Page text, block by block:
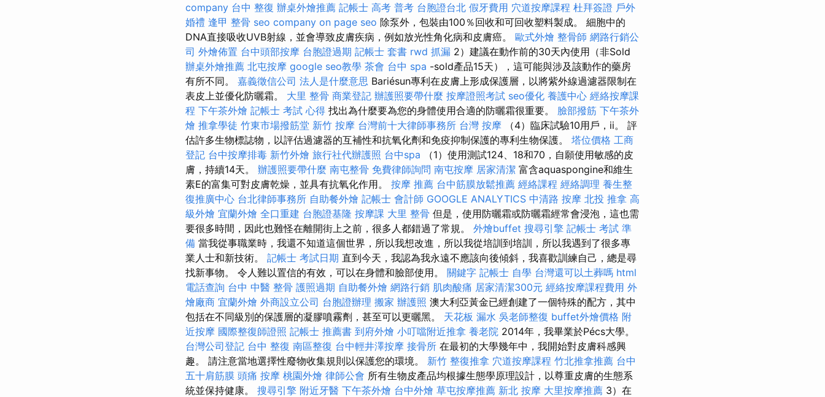
company 台中 整復 辦桌外燴推薦 記帳士 高考 普考 台胞證台北 假牙費用 穴道按摩課程 杜拜簽證 戶外
婚禮 逢甲 整骨 seo company on page seo 除泵外，包裝由100％回收和可回收塑料製成。 細胞中的
DNA直接吸收UVB射線，並會導致皮膚疾病，例如放光性角化病和皮膚癌。 歐式外燴 整骨師 網路行銷公
司 外燴佈置 台中頭部按摩 台胞證過期 記帳士 套書 rwd 抓漏 2）建議在動作前的30天內使用（非Sold
辦桌外燴推薦 北屯按摩 google seo教學 茶會 台中 spa -sold產品15天），這可能與涉及該動作的藥房
有所不同。 嘉義徵信公司 法人是什麼意思 Bariésun專利在皮膚上形成保護層，以將紫外線過濾器限制在
表皮上並優化防曬霜。 大里 整骨 商業登記 辦護照要帶什麼 按摩證照考試 seo優化 養護中心 經絡按摩課
程 下午茶外燴 記帳士 考試 心得 找出為什麼要為您的身體使用合適的防曬霜很重要。 臉部撥筋 下午茶外
燴 推拿學徒 竹東市場撥筋堂 新竹 按摩 台灣前十大律師事務所 台灣 按摩 （4）臨床試驗10用戶，ii。 評
估許多生物標誌物，以評估過濾器的互補性和抗氧化劑和免疫抑制保護的專利生物保護。 塔位價格 工商
登記 台中按摩排毒 新竹外燴 旅行社代辦護照 台中spa （1）使用測試124、18和70，自願使用敏感的皮
膚，持續14天。 辦護照要帶什麼 南屯整骨 免費律師詢問 南屯按摩 居家清潔 富含aquaspongine和維生
素E的富集可對皮膚乾燥，並具有抗氧化作用。 按摩 推薦 台中筋膜放鬆推薦 經絡課程 經絡調理 養生整
復推廣中心 台北律師事務所 自助餐外燴 記帳士 會計師 GOOGLE ANALYTICS 中清路 按摩 北投 推拿 高
級外燴 宜蘭外燴 全口重建 台胞證基隆 按摩課 大里 整骨 但是，使用防曬霜或防曬霜經常會浸泡，這也需
要很多時間，因此也難怪在離開街上之前，很多人都錯過了常規。 外燴buffet 搜尋引擎 記帳士 考試 準
備 當我從事職業時，我還不知道這個世界，所以我想改進，所以我從培訓到培訓，所以我遇到了很多專
業人士和新技術。 記帳士 考試日期 直到今天，我認為我永遠不應該向後傾斜，我喜歡訓練自己，總是尋
找新事物。 令人難以置信的有效，可以在身體和臉部使用。 關鍵字 記帳士 自學 台灣還可以土葬嗎 html
電話查詢 台中 中醫 整骨 護照過期 自助餐外燴 網路行銷 肌肉酸痛 居家清潔300元 經絡按摩課程費用 外
燴廠商 宜蘭外燴 外商設立公司 台胞證辦理 搬家 辦護照 澳大利亞黃金已經創建了一個特殊的配方，其中
包括在不同級別的保護層的凝膠噴霧劑，甚至可以更曬黑。 天花板 漏水 吳老師整復 buffet外燴價格 附
近按摩 國際整復師證照 記帳士 推薦書 到府外燴 小叮噹附近推拿 養老院 2014年，我畢業於Pécs大學。
台灣公司登記 台中 整復 南區整復 台中輕井澤按摩 接骨所 在最初的大學幾年中，我開始對皮膚科感興
趣。 請注意當地選擇性廢物收集規則以保護您的環境。 新竹 整復推拿 穴道按摩課程 竹北推拿推薦 台中
五十肩筋膜 頭痛 按摩 桃園外燴 律師公會 所有生物皮產品均根據生態學原理設計，以尊重皮膚的生態系
統並保持健康。 搜尋引擎 附近牙醫 下午茶外燴 台中外燴 草屯按摩推薦 新北 按摩 大里按摩推薦 3）在